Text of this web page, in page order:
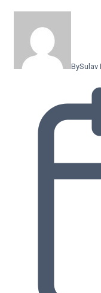
BySulav